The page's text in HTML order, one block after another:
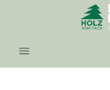
Zum Hauptinhalt springen